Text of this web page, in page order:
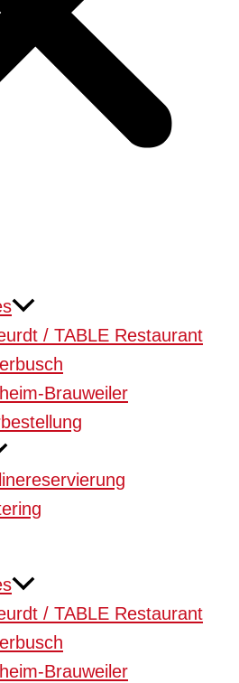
/ TABLE Restaurant
Brauweiler
/ TABLE Restaurant
Brauweiler